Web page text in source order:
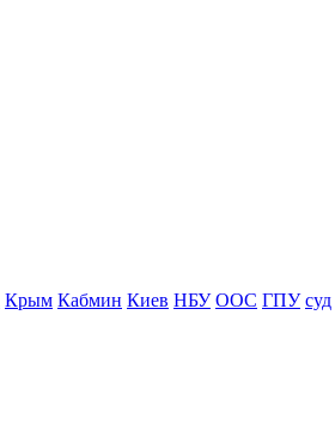
Крым Кабмин Киев НБУ ООС ГПУ суд